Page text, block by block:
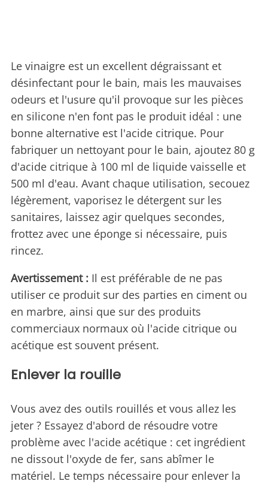
Le vinaigre est un excellent dégraissant et
désinfectant pour le bain, mais les mauvaises
odeurs et l'usure qu'il provoque sur les pièces
en silicone n'en font pas le produit idéal : une
bonne alternative est l'acide citrique. Pour
fabriquer un nettoyant pour le bain, ajoutez 80 g
d'acide citrique à 100 ml de liquide vaisselle et
500 ml d'eau. Avant chaque utilisation, secouez
légèrement, vaporisez le détergent sur les
sanitaires, laissez agir quelques secondes,
frottez avec une éponge si nécessaire, puis
rincez.
Avertissement : Il est préférable de ne pas
utiliser ce produit sur des parties en ciment ou
en marbre, ainsi que sur des produits
commerciaux normaux où l'acide citrique ou
acétique est souvent présent.
Enlever la rouille
Vous avez des outils rouillés et vous allez les
jeter ? Essayez d'abord de résoudre votre
problème avec l'acide acétique : cet ingrédient
ne dissout l'oxyde de fer, sans abîmer le
matériel. Le temps nécessaire pour enlever la